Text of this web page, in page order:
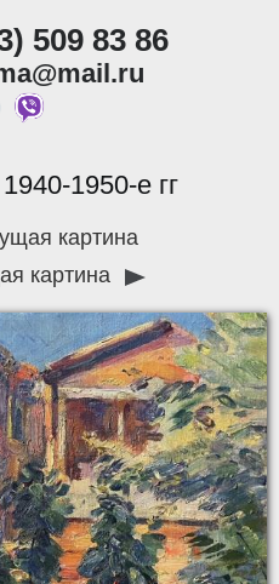
509 83 86
1940-1950-е гг
картина
картина